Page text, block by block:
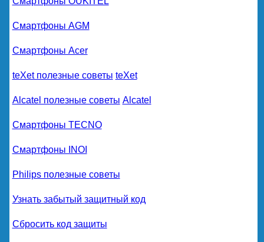
Смартфоны AGM
Смартфоны Acer
teXet полезные советы teXet
Alcatel полезные советы Alcatel
Смартфоны TECNO
Смартфоны INOI
Philips полезные советы
Узнать забытый защитный код
Сбросить код защиты